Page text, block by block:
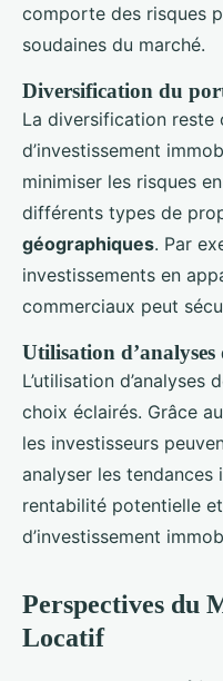
comporte des risques
soudaines du marché.
Diversification du
La diversification reste
d’investissement
minimiser les risques
différents types de
géographiques. Par
investissements en
commerciaux peut
Utilisation d’analyses
L’utilisation
choix éclairés. Grâce
les investisseurs
analyser les tendances
rentabilité potentielle
d’investissement
Perspectives du
Locatif